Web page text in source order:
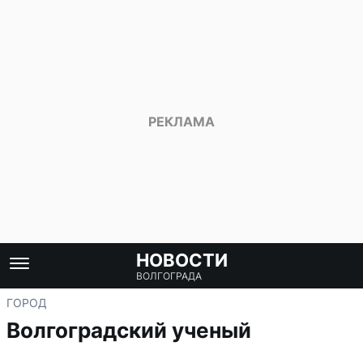
НОВОСТИ
ВОЛГОГРАДА
ГОРОД
Волгоградский ученый